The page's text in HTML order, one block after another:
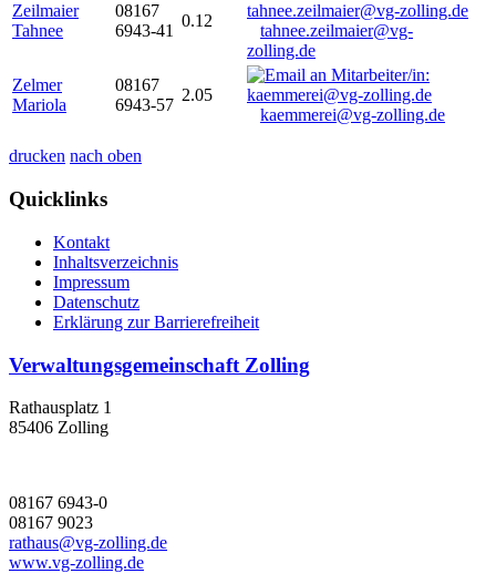
Zeilmaier
Tahnee
08167
6943-41
0.12
tahnee.zeilmaier@vg-
zolling.de
Zelmer
Mariola
08167
6943-57
2.05
kaemmerei@vg-zolling.de
drucken nach oben
Quicklinks
Kontakt
Inhaltsverzeichnis
Impressum
Datenschutz
Erklärung zur Barrierefreiheit
Verwaltungsgemeinschaft Zolling
Rathausplatz 1
85406 Zolling
08167 6943-0
08167 9023
rathaus@vg-zolling.de
www.vg-zolling.de